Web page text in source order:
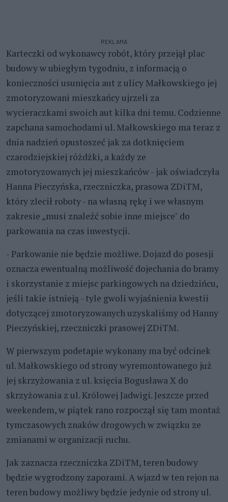
REKLAMA
Karteczki od wykonawcy robót, który przejął plac
budowy w ubiegłym tygodniu, z informacją o
konieczności usunięcia aut z ulicy Małkowskiego jej
zmotoryzowani mieszkańcy ujrzeli za
wycieraczkami swoich aut kilka dni temu. Codzienne
zapchana samochodami ul. Małkowskiego ma teraz z
dnia nadzień opustoszeć jak za dotknięciem
czarodziejskiej różdżki, a każdy ze
zmotoryzowanych jej mieszkańców - jak oświadczyła
Hanna Pieczyńska, rzeczniczka, prasowa ZDiTM,
który zlecił roboty - na własną rękę i we własnym
zakresie „musi znaleźć sobie inne miejsce" do
parkowania na czas inwestycji.
- Parkowanie nie będzie możliwe. Dojazd do posesji
oznacza ewentualną możliwość dojechania do bramy
i skorzystanie z miejsc parkingowych na dziedzińcu,
jeśli takie istnieją - tyle gwoli wyjaśnienia kwestii
dotyczącej zmotoryzowanych uzyskaliśmy od Hanny
Pieczyńskiej, rzeczniczki prasowej ZDiTM.
W pierwszym podetapie wykonany ma być odcinek
ul. Małkowskiego od strony wyremontowanego już
jej skrzyżowania z ul. księcia Bogusława X do
skrzyżowania z ul. Królowej Jadwigi. Jeszcze przed
weekendem, w piątek rano rozpoczął się tam montaż
tymczasowych znaków drogowych w związku ze
zmianami w organizacji ruchu.
Jak zaznacza rzeczniczka ZDiTM, teren budowy
będzie wygrodzony zaporami. A wjazd w ten rejon na
teren budowy możliwy będzie jedynie od strony ul.